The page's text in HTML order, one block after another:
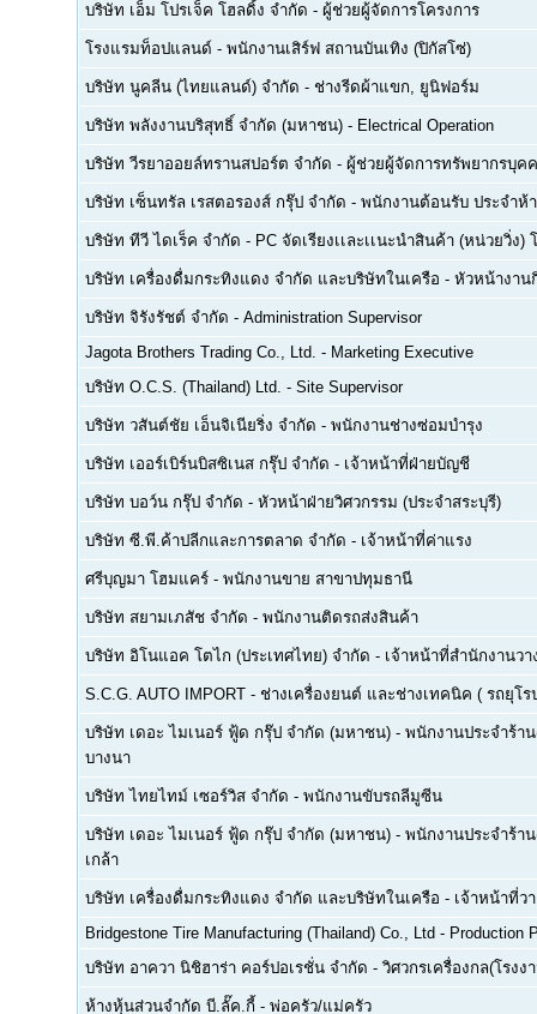
บริษัท เอ็ม โปรเจ็ค โฮลดิ้ง จำกัด - ผู้ช่วยผู้จัดการโครงการ
โรงแรมท็อปแลนด์ - พนักงานเสิร์ฟ สถานบันเทิง (ปิกัสโซ่)
บริษัท นูคลีน (ไทยแลนด์) จำกัด - ช่างรีดผ้าแขก, ยูนิฟอร์ม
บริษัท พลังงานบริสุทธิ์ จำกัด (มหาชน) - Electrical Operation
บริษัท วีรยาออยล์ทรานสปอร์ต จำกัด - ผู้ช่วยผู้จัดการทรัพยากรบุค
บริษัท เซ็นทรัล เรสตอรองส์ กรุ๊ป จำกัด - พนักงานต้อนรับ ประจำห้
บริษัท ทีวี ไดเร็ค จำกัด - PC จัดเรียงเเละเเนะนำสินค้า (หน่วยวิ่ง
บริษัท เครื่องดื่มกระทิงแดง จำกัด และบริษัทในเครือ - หัวหน้างาน
บริษัท จิรังรัชต์ จำกัด - Administration Supervisor
Jagota Brothers Trading Co., Ltd. - Marketing Executive
บริษัท O.C.S. (Thailand) Ltd. - Site Supervisor
บริษัท วสันต์ชัย เอ็นจิเนียริ่ง จำกัด - พนักงานช่างซ่อมบำรุง
บริษัท เออร์เบิร์นบิสซิเนส กรุ๊ป จำกัด - เจ้าหน้าที่ฝ่ายบัญชี
บริษัท บอว์น กรุ๊ป จำกัด - หัวหน้าฝ่ายวิศวกรรม (ประจำสระบุรี)
บริษัท ซี.พี.ค้าปลีกและการตลาด จำกัด - เจ้าหน้าที่ค่าแรง
ศรีบุญมา โฮมแคร์ - พนักงานขาย สาขาปทุมธานี
บริษัท สยามเภสัช จำกัด - พนักงานติดรถส่งสินค้า
บริษัท อิโนแอค โตไก (ประเทศไทย) จำกัด - เจ้าหน้าที่สำนักงานวา
S.C.G. AUTO IMPORT - ช่างเครื่องยนต์ และช่างเทคนิค ( รถยุโ
บริษัท เดอะ ไมเนอร์ ฟู้ด กรุ๊ป จำกัด (มหาชน) - พนักงานประจำร้า
บางนา
บริษัท ไทยไทม์ เซอร์วิส จำกัด - พนักงานขับรถลีมูซีน
บริษัท เดอะ ไมเนอร์ ฟู้ด กรุ๊ป จำกัด (มหาชน) - พนักงานประจำร้า
เกล้า
บริษัท เครื่องดื่มกระทิงแดง จำกัด และบริษัทในเครือ - เจ้าหน้าที่ว
Bridgestone Tire Manufacturing (Thailand) Co., Ltd - Production
บริษัท อาควา นิชิฮาร่า คอร์ปอเรชั่น จำกัด - วิศวกรเครื่องกล(โรงง
ห้างหุ้นส่วนจำกัด บี.ลั๊ค.กี้ - พ่อครัว/แม่ครัว